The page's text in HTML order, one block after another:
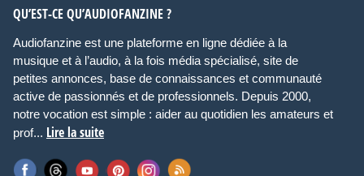
QU’EST-CE QU’AUDIOFANZINE ?
Audiofanzine est une plateforme en ligne dédiée à la
musique et à l’audio, à la fois média spécialisé, site de
petites annonces, base de connaissances et communauté
active de passionnés et de professionnels. Depuis 2000,
notre vocation est simple : aider au quotidien les amateurs et
prof... Lire la suite